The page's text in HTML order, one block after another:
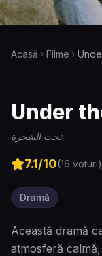
Acasă Filme
Under
تحت الشجرة
7.1/10(16 voturi)
Dramă
Această dramă
atmosferă